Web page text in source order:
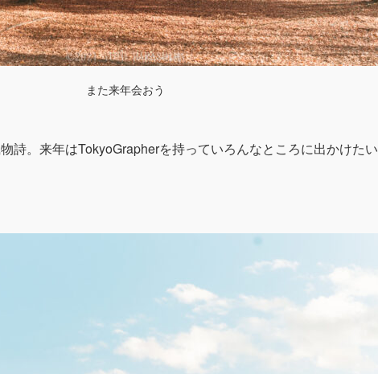
また来年会おう
詩。来年はTokyoGrapherを持っていろんなところに出かけたい